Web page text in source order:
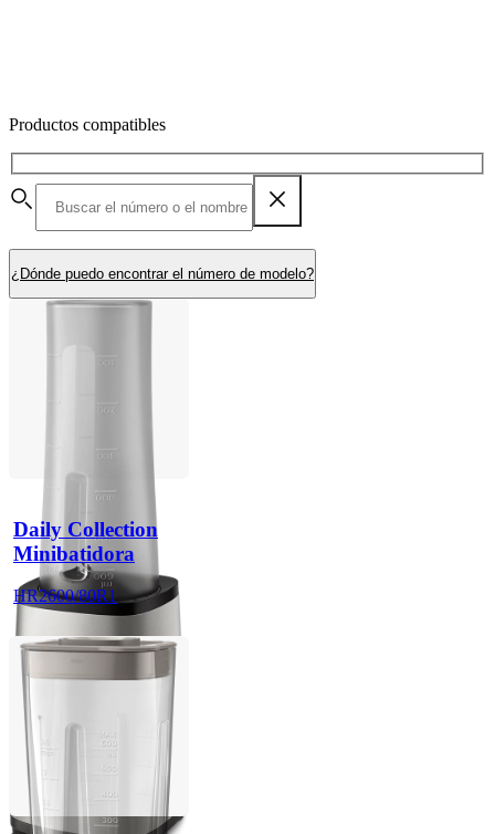
Productos compatibles
¿Dónde puedo encontrar el número de modelo?
Daily Collection
Minibatidora
HR2600/80R1